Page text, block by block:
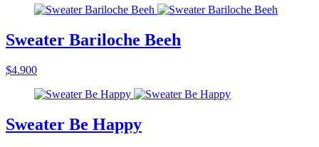
Sweater Bariloche Beeh
$4.900
Sweater Be Happy